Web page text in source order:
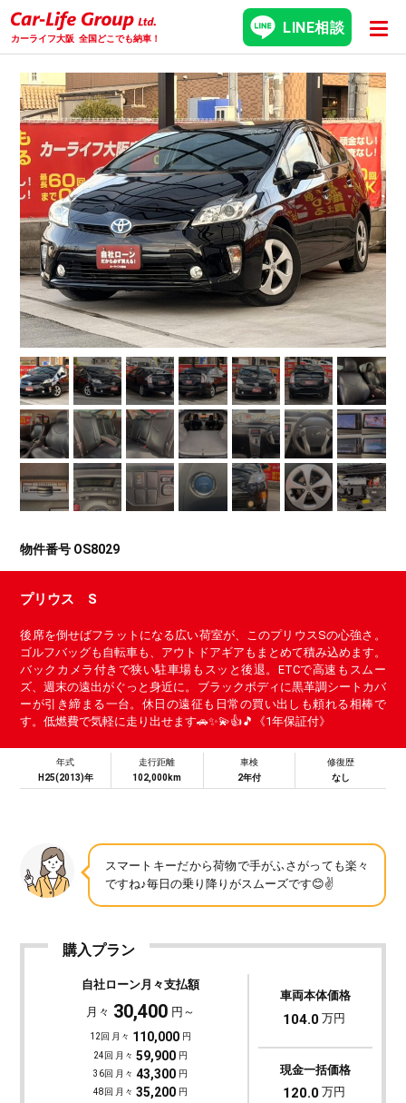
カーライフ大阪 全国どこでも納車！
LINE相談
物件番号 OS8029
プリウス S
後席を倒せばフラットになる広い荷室が、このプリウスSの心強さ。
ゴルフバッグも自転車も、アウトドアギアもまとめて積み込めます。
バックカメラ付きで狭い駐車場もスッと後退。ETCで高速もスムー
ズ、週末の遠出がぐっと身近に。ブラックボディに黒革調シートカバ
ーが引き締まる一台。休日の遠征も日常の買い出しも頼れる相棒で
す。低燃費で気軽に走り出せます🚗✨💫👍🎵《1年保証付》
年式
H25(2013)年
走行距離
102,000km
車検
2年付
修復歴
なし
スマートキーだから荷物で手がふさがっても楽々
ですね♪毎日の乗り降りがスムーズです😊✌️
購入プラン
自社ローン月々支払額
月々 30,400 円～
12回 月々 110,000 円
24回 月々 59,900 円
36回 月々 43,300 円
48回 月々 35,200 円
車両本体価格
104.0 万円
現金一括価格
120.0 万円